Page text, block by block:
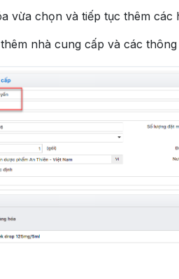
vừa chọn và tiếp tục thêm các
nhà cung cấp và các